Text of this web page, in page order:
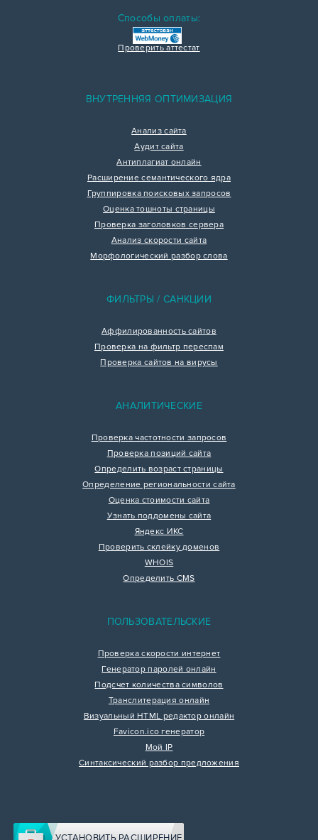
Способы оплаты:
Проверить аттестат
ВНУТРЕННЯЯ ОПТИМИЗАЦИЯ
Анализ сайта
Аудит сайта
Антиплагиат онлайн
Расширение семантического ядра
Группировка поисковых запросов
Оценка тошноты страницы
Проверка заголовков сервера
Анализ скорости сайта
Морфологический разбор слова
ФИЛЬТРЫ / САНКЦИИ
Аффилированность сайтов
Проверка на фильтр переспам
Проверка сайтов на вирусы
АНАЛИТИЧЕСКИЕ
Проверка частотности запросов
Проверка позиций сайта
Определить возраст страницы
Определение региональности сайта
Оценка стоимости сайта
Узнать поддомены сайта
Яндекс ИКС
Проверить склейку доменов
WHOIS
Определить CMS
ПОЛЬЗОВАТЕЛЬСКИЕ
Проверка скорости интернет
Генератор паролей онлайн
Подсчет количества символов
Транслитерация онлайн
Визуальный HTML редактор онлайн
Favicon.ico генератор
Мой IP
Синтаксический разбор предложения
УСТАНОВИТЬ РАСШИРЕНИЕ